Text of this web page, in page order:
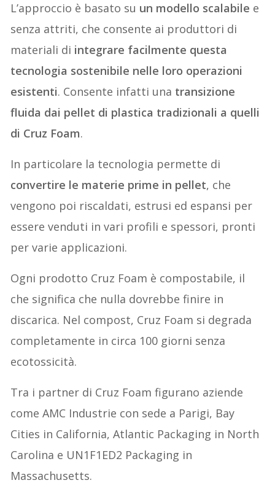
L’approccio è basato su un modello scalabile e
senza attriti, che consente ai produttori di
materiali di integrare facilmente questa
tecnologia sostenibile nelle loro operazioni
esistenti. Consente infatti una transizione
fluida dai pellet di plastica tradizionali a quelli
di Cruz Foam.
In particolare la tecnologia permette di
convertire le materie prime in pellet, che
vengono poi riscaldati, estrusi ed espansi per
essere venduti in vari profili e spessori, pronti
per varie applicazioni.
Ogni prodotto Cruz Foam è compostabile, il
che significa che nulla dovrebbe finire in
discarica. Nel compost, Cruz Foam si degrada
completamente in circa 100 giorni senza
ecotossicità.
Tra i partner di Cruz Foam figurano aziende
come AMC Industrie con sede a Parigi, Bay
Cities in California, Atlantic Packaging in North
Carolina e UN1F1ED2 Packaging in
Massachusetts.